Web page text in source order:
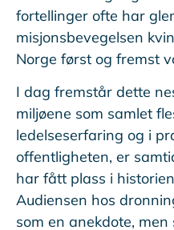
fortellinger ofte har
misjonsbevegelsen
Norge først og fremst
I dag fremstår dette
miljøene som samlet
ledelseserfaring og i
offentligheten, er
har fått plass i
Audiensen hos
som en anekdote,